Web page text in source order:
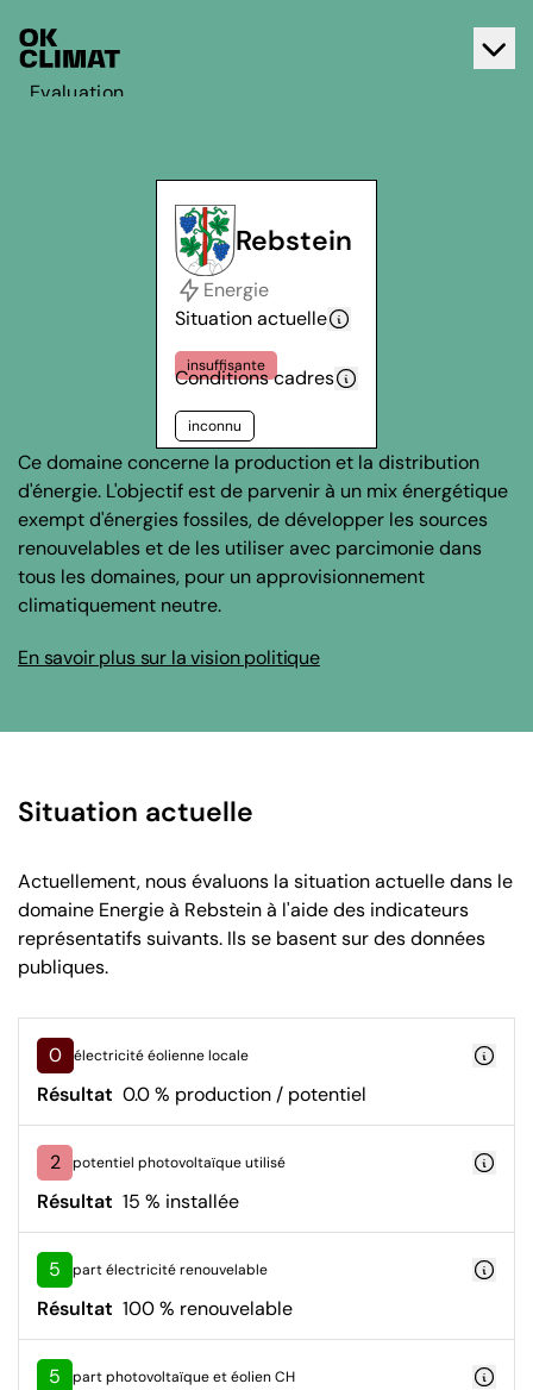
Evaluation
Rebstein
Energie
Situation actuelle
insuffisante
Conditions cadres
inconnu
Ce domaine concerne la production et la distribution
d'énergie. L'objectif est de parvenir à un mix énergétique
exempt d'énergies fossiles, de développer les sources
renouvelables et de les utiliser avec parcimonie dans
tous les domaines, pour un approvisionnement
climatiquement neutre.
En savoir plus sur la vision politique
Situation actuelle
Actuellement, nous évaluons la situation actuelle dans le
domaine Energie à Rebstein à l'aide des indicateurs
représentatifs suivants. Ils se basent sur des données
publiques.
0 électricité éolienne locale
Résultat 0.0 % production / potentiel
2 potentiel photovoltaïque utilisé
Résultat 15 % installée
5 part électricité renouvelable
Résultat 100 % renouvelable
5 part photovoltaïque et éolien CH